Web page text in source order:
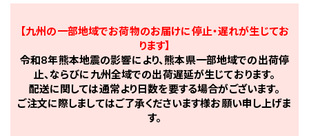
【九州の一部地域でお荷物のお届けに停止・遅れが生じてお
ります】
令和8年熊本地震の影響により、熊本県一部地域での出荷停
止、ならびに九州全域での出荷遅延が生じております。
配送に関しては通常より日数を要する場合がございます。
ご注文に際しましてはご了承くださいます様お願い申し上げま
す。